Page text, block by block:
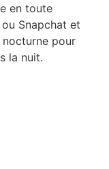
en toute
Snapchat et
pour
la nuit.